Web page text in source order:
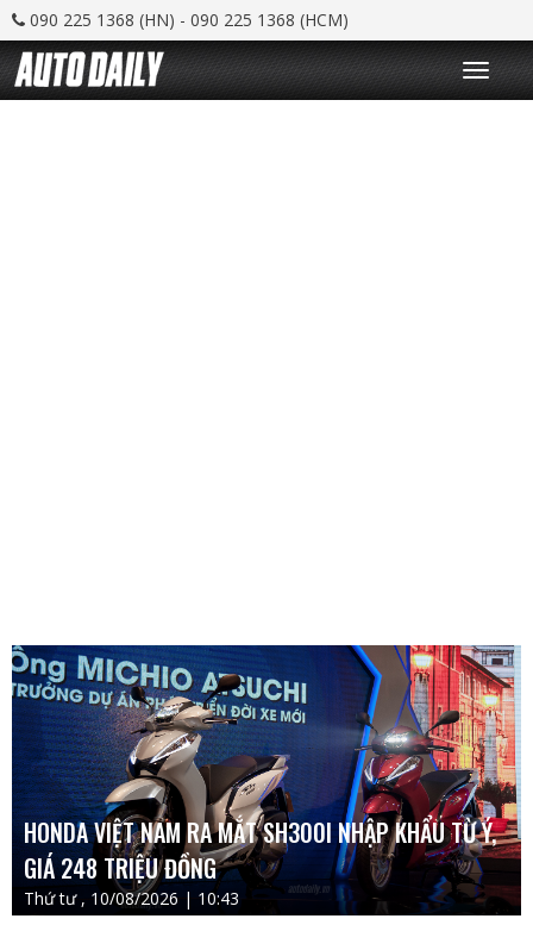
090 225 1368 (HN) - 090 225 1368 (HCM)
T
o
g
HONDA VIỆT NAM RA MẮT SH300I NHẬP KHẨU TỪ Ý,
GIÁ 248 TRIỆU ĐỒNG
Thứ tư , 10/08/2026 | 10:43